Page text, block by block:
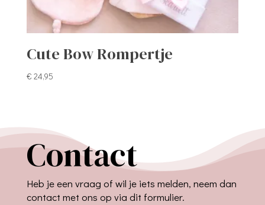
Cute Bow Rompertje
€ 24,95
Contact
Heb je een vraag of wil je iets melden, neem dan
contact met ons op via dit formulier.